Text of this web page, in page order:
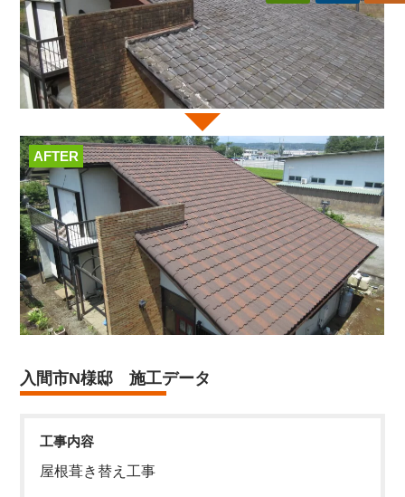
AFTER
入間市N様邸 施工データ
工事内容
屋根葺き替え工事